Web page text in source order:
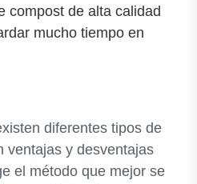
compost de alta calidad
mucho tiempo en
diferentes tipos de
ventajas y desventajas
el método que mejor se